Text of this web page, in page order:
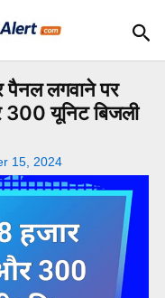
पैनल लगवाने पर
यूनिट बिजली
15, 2024